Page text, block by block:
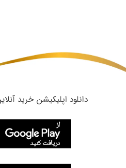
​دانلود اپلیکیشن خرید